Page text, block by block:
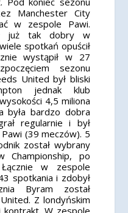
Manchester City
w zespole Pawi.
już tak dobry w
spotkań opuścił
wystąpił w 27
sezonu
United był bliski
jednak klub
4,5 miliona
była bardzo dobra
regularnie i był
(39 meczów). 5
został wybrany
Championship, po
w zespole
spotkania i zdobył
Byram został
Z londyńskim
kontrakt. W zespole